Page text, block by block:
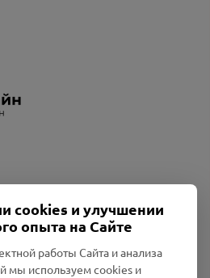
cookies и улучшении
опыта на Сайте
работы Сайта и анализа
мы используем cookies и